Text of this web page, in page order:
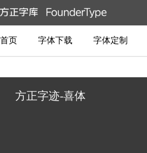
首页 字体下载 字体定制
方正字迹-喜体